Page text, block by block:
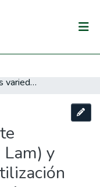
Rendimiento de tres variedades de Camote (Ipomoea batatas (L) Lam) y cuatro niveles de fertilización potásica en época lluviosa en Tingo María
y